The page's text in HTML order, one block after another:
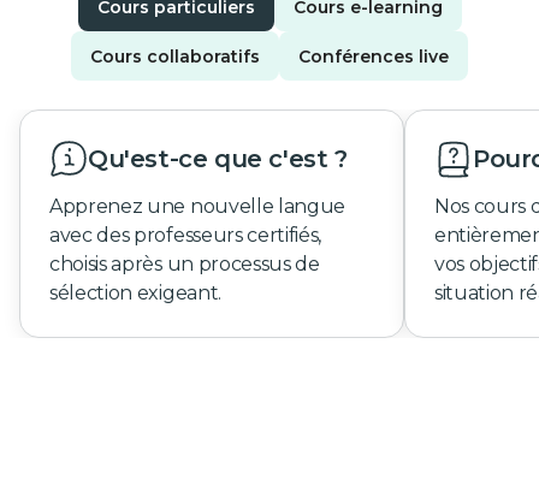
Cours particuliers Cours e-learning
Cours collaboratifs Conférences live
Qu'est-ce que c'est ?
Apprenez une nouvelle langue
avec des professeurs certifiés,
choisis après un processus de
sélection exigeant.
Nos cours
vos
situation